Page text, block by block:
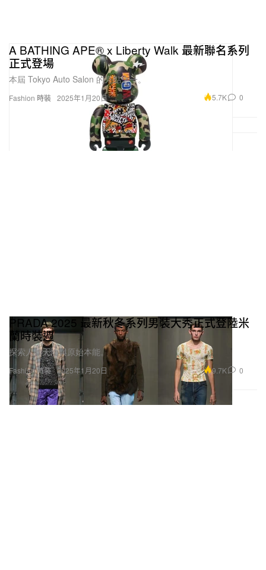
Fashion 時裝
A BATHING APE® x Liberty Walk 最新聯名系列
正式登場
本屆 Tokyo Auto Salon 的亮點之一。
2025年1月20日 5.7K 0
Fashion 時裝
PRADA 2025 最新秋冬系列男裝大秀正式登陸米
蘭時裝週
探索人類天性與原始本能。
2025年1月20日 9.7K 0